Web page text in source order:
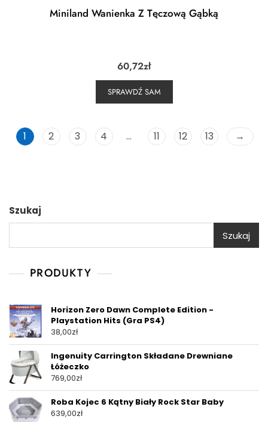
Miniland Wanienka Z Tęczową Gąbką
60,72zł
SPRAWDŹ SAM
1 2 3 4 … 11 12 13 →
Szukaj
Szukaj
PRODUKTY
Horizon Zero Dawn Complete Edition -
Playstation Hits (Gra PS4)
38,00zł
Ingenuity Carrington Składane Drewniane
Łóżeczko
769,00zł
Roba Kojec 6 Kątny Biały Rock Star Baby
639,00zł